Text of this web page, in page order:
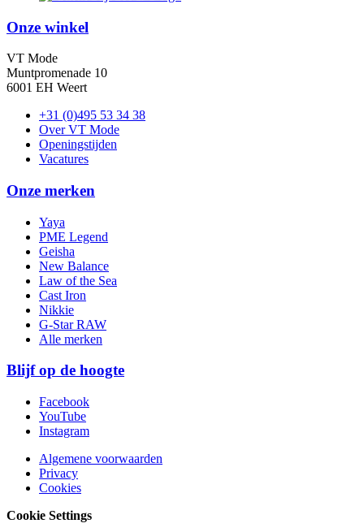
Onze winkel
VT Mode
Muntpromenade 10
6001 EH Weert
+31 (0)495 53 34 38
Over VT Mode
Openingstijden
Vacatures
Onze merken
Yaya
PME Legend
Geisha
New Balance
Law of the Sea
Cast Iron
Nikkie
G-Star RAW
Alle merken
Blijf op de hoogte
Facebook
YouTube
Instagram
Algemene voorwaarden
Privacy
Cookies
Cookie Settings